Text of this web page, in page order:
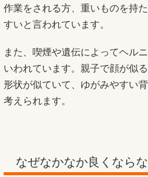
作業をされる方、重いものを持
すいと言われています。
また、喫煙や遺伝によってヘル
いわれています。親子で顔が似
形状が似ていて、ゆがみやすい
考えられます。
なぜなかなか良くなら